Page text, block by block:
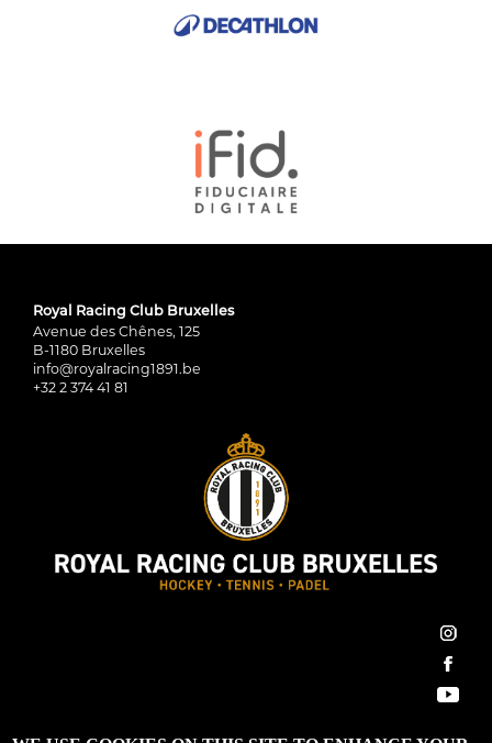
Royal Racing Club Bruxelles
Avenue des Chênes, 125
B-1180 Bruxelles
info@royalracing1891.be
+32 2 374 41 81